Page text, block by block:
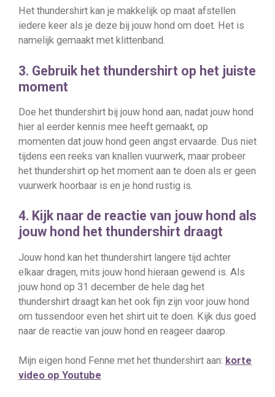
Het thundershirt kan je makkelijk op maat afstellen
iedere keer als je deze bij jouw hond om doet. Het is
namelijk gemaakt met klittenband.
3. Gebruik het thundershirt op het juiste
moment
Doe het thundershirt bij jouw hond aan, nadat jouw hond
hier al eerder kennis mee heeft gemaakt, op
momenten dat jouw hond geen angst ervaarde. Dus niet
tijdens een reeks van knallen vuurwerk, maar probeer
het thundershirt op het moment aan te doen als er geen
vuurwerk hoorbaar is en je hond rustig is.
4. Kijk naar de reactie van jouw hond als
jouw hond het thundershirt draagt
Jouw hond kan het thundershirt langere tijd achter
elkaar dragen, mits jouw hond hieraan gewend is. Als
jouw hond op 31 december de hele dag het
thundershirt draagt kan het ook fijn zijn voor jouw hond
om tussendoor even het shirt uit te doen. Kijk dus goed
naar de reactie van jouw hond en reageer daarop.
Mijn eigen hond Fenne met het thundershirt aan: korte
video op Youtube